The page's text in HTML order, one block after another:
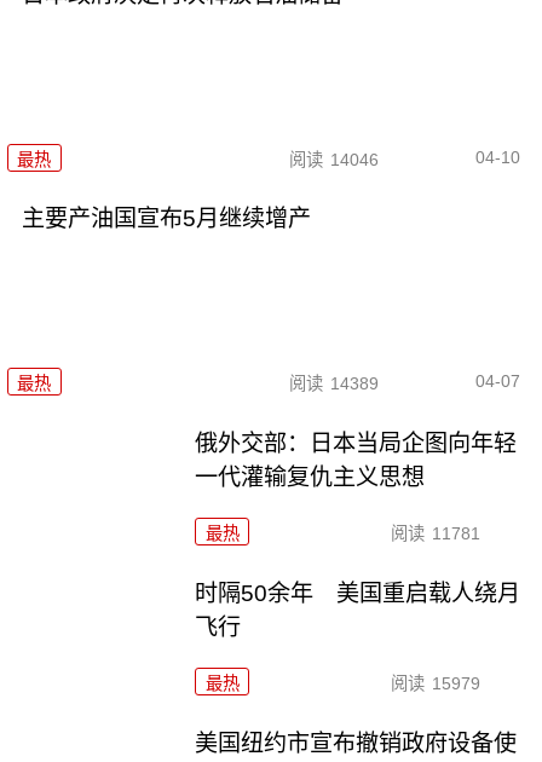
最热 阅读 14046 04-10
主要产油国宣布5月继续增产
最热 阅读 14389 04-07
俄外交部：日本当局企图向年轻
一代灌输复仇主义思想
最热 阅读 11781
时隔50余年 美国重启载人绕月
飞行
最热 阅读 15979
美国纽约市宣布撤销政府设备使